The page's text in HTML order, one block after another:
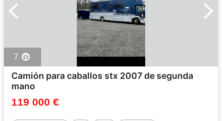
7
Camión para caballos stx 2007 de segunda
mano
119 000 €